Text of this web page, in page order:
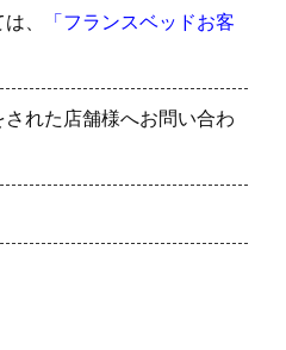
、 「フランスベッドお客
れた店舗様へお問い合わ